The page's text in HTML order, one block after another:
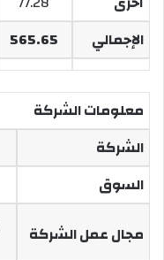
الإجمالي
565.65
معلومات الشركة
الشركة
السوق
مجال عمل الشركة